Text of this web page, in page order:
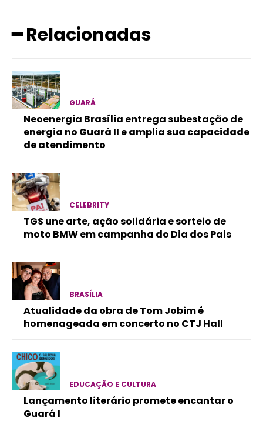
━ Relacionadas
GUARÁ
Neoenergia Brasília entrega subestação de
energia no Guará II e amplia sua capacidade
de atendimento
CELEBRITY
TGS une arte, ação solidária e sorteio de
moto BMW em campanha do Dia dos Pais
BRASÍLIA
Atualidade da obra de Tom Jobim é
homenageada em concerto no CTJ Hall
EDUCAÇÃO E CULTURA
Lançamento literário promete encantar o
Guará I